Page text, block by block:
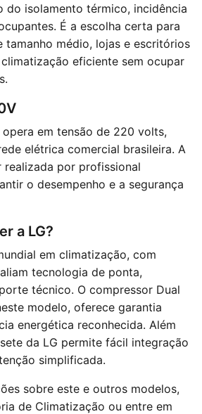
do isolamento térmico, incidência
É a escolha certa para
tamanho médio, lojas e escritórios
eficiente sem ocupar
em tensão de 220 volts,
elétrica comercial brasileira. A
realizada por profissional
o desempenho e a segurança
a LG?
em climatização, com
tecnologia de ponta,
técnico. O compressor Dual
modelo, oferece garantia
energética reconhecida. Além
da LG permite fácil integração
simplificada.
sobre este e outros modelos,
de Climatização ou entre em